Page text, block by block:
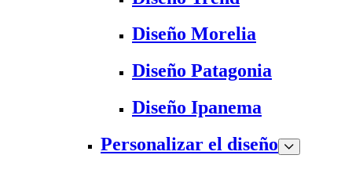
Diseño Morelia
Diseño Patagonia
Diseño Ipanema
Personalizar el diseño